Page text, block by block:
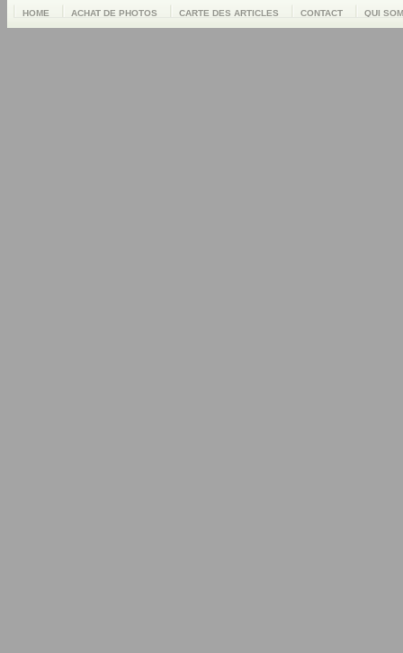
HOME ACHAT DE PHOTOS CARTE DES ARTICLES CONTACT QUI